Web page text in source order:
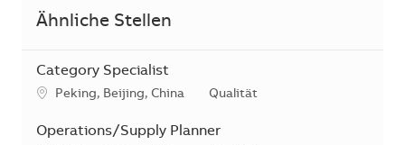
Ähnliche Stellen
Category Specialist
Standort
Peking, Beijing, China Kategorie
Qualität
Operations/Supply Planner